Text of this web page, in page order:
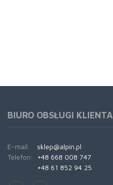
BIURO OBSŁUGI KLIENTA
E-mail:
sklep@alpin.pl
Telefon:
+48 668 008 747
+48 61 852 94 25